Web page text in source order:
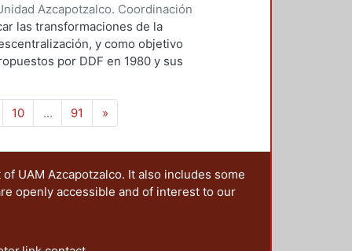
Azcapotzalco. Coordinación
las transformaciones de la
y como objetivo
por DDF en 1980 y sus
del área urbana del Distrito
ha tendido más hacia el
ciudad alternativo."
10 ... 91 »
UAM Azcapotzalco. It also includes some
openly accessible and of interest to our